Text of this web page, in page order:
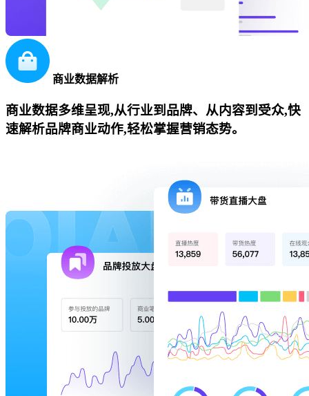
商业数据解析
商业数据多维呈现,从行业到品牌、从内容到受众,快
速解析品牌商业动作,轻松掌握营销态势。